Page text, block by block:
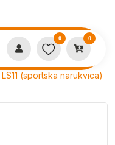
0 0
(sportska narukvica)